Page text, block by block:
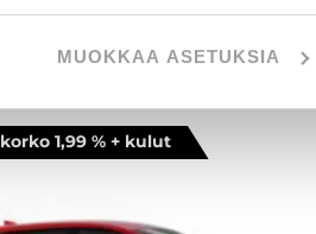
MUOKKAA ASETUKSIA
1,99 % + kulut